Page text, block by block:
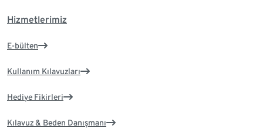
Hizmetlerimiz
E-bülten
Kullanım Kılavuzları
Hediye Fikirleri
Kılavuz & Beden Danışmanı